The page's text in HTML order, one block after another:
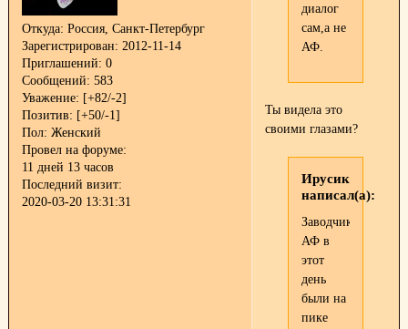
Откуда: Россия, Санкт-Петербург
Зарегистрирован: 2012-11-14
Приглашений: 0
Сообщений: 583
Уважение: [+82/-2]
Позитив: [+50/-1]
Пол: Женский
Провел на форуме:
11 дней 13 часов
Последний визит:
2020-03-20 13:31:31
диалог
сам,а не
АФ.
Ты видела это
своими глазами?
Ирусик
написал(а):
Заводчики
АФ в
этот
день
были на
пике